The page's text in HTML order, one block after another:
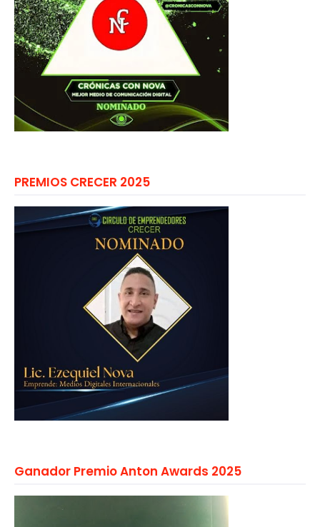
PREMIOS CRECER 2025
Ganador Premio Anton Awards 2025